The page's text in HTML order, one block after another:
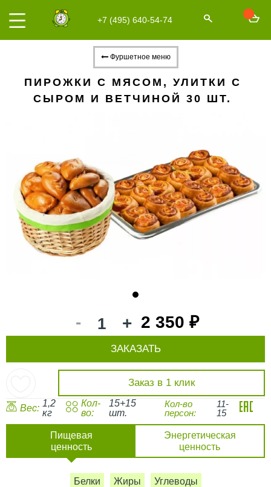
+7 (495) 640-54-74
Фуршетное меню
ПИРОЖКИ С МЯСОМ, УЛИТКИ С
СЫРОМ И ВЕТЧИНОЙ 30 ШТ.
- + 2 350 ₽
Заказ в 1 клик
ЗАКАЗАТЬ
Вес: 1,2
кг
Кол-
во:
15+15
шт.
Кол-во
персон:
11-
15
Пищевая
ценность
Энергетическая
ценность
Белки
Жиры
Углеводы